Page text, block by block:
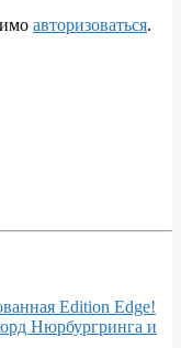
авторизоваться.
Edition Edge!
Нюрбургринга и